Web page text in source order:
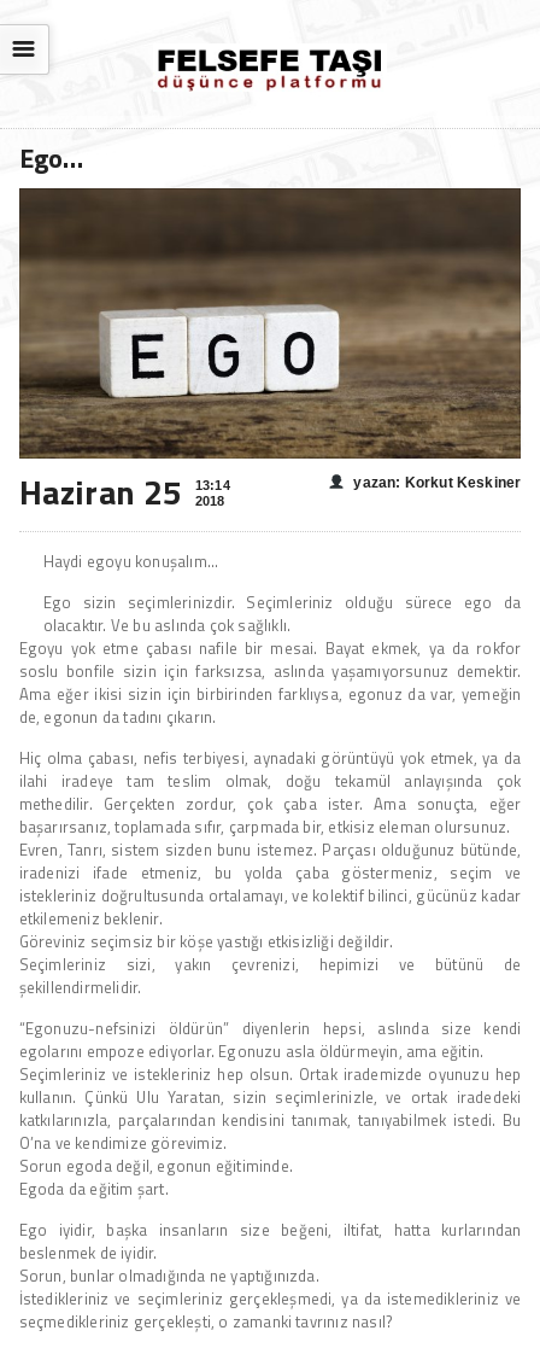
☰
Ego…
Haziran 25
13:14
2018
yazan: Korkut Keskiner
Haydi egoyu konuşalım…
Ego sizin seçimlerinizdir. Seçimleriniz olduğu sürece ego da
olacaktır. Ve bu aslında çok sağlıklı.
Egoyu yok etme çabası nafile bir mesai. Bayat ekmek, ya da rokfor
soslu bonfile sizin için farksızsa, aslında yaşamıyorsunuz demektir.
Ama eğer ikisi sizin için birbirinden farklıysa, egonuz da var, yemeğin
de, egonun da tadını çıkarın.
Hiç olma çabası, nefis terbiyesi, aynadaki görüntüyü yok etmek, ya da
ilahi iradeye tam teslim olmak, doğu tekamül anlayışında çok
methedilir. Gerçekten zordur, çok çaba ister. Ama sonuçta, eğer
başarırsanız, toplamada sıfır, çarpmada bir, etkisiz eleman olursunuz.
Evren, Tanrı, sistem sizden bunu istemez. Parçası olduğunuz bütünde,
iradenizi ifade etmeniz, bu yolda çaba göstermeniz, seçim ve
istekleriniz doğrultusunda ortalamayı, ve kolektif bilinci, gücünüz kadar
etkilemeniz beklenir.
Göreviniz seçimsiz bir köşe yastığı etkisizliği değildir.
Seçimleriniz sizi, yakın çevrenizi, hepimizi ve bütünü de
şekillendirmelidir.
“Egonuzu-nefsinizi öldürün” diyenlerin hepsi, aslında size kendi
egolarını empoze ediyorlar. Egonuzu asla öldürmeyin, ama eğitin.
Seçimleriniz ve istekleriniz hep olsun. Ortak irademizde oyunuzu hep
kullanın. Çünkü Ulu Yaratan, sizin seçimlerinizle, ve ortak iradedeki
katkılarınızla, parçalarından kendisini tanımak, tanıyabilmek istedi. Bu
O’na ve kendimize görevimiz.
Sorun egoda değil, egonun eğitiminde.
Egoda da eğitim şart.
Ego iyidir, başka insanların size beğeni, iltifat, hatta kurlarından
beslenmek de iyidir.
Sorun, bunlar olmadığında ne yaptığınızda.
İstedikleriniz ve seçimleriniz gerçekleşmedi, ya da istemedikleriniz ve
seçmedikleriniz gerçekleşti, o zamanki tavrınız nasıl?